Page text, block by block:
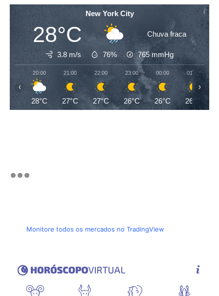
New York City
28°C Chuva fraca
3.8 m/s 76% 765mmHg
20:00
28°C
21:00
27°C
22:00
27°C
23:00
26°C
00:00
26°C
01:00
26°C
‹ ›
Monitore todos os mercados no TradingView